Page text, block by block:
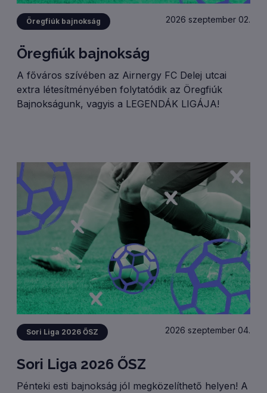
Öregfiúk bajnokság 2026 szeptember 02.
Öregfiúk bajnokság
A főváros szívében az Airnergy FC Delej utcai
extra létesítményében folytatódik az Öregfiúk
Bajnokságunk, vagyis a LEGENDÁK LIGÁJA!
Sori Liga 2026 ŐSZ 2026 szeptember 04.
Sori Liga 2026 ŐSZ
Pénteki esti bajnokság jól megközelíthető helyen! A